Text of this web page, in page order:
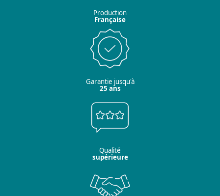
Production
Française
Garantie jusqu'à
25 ans
Qualité
supérieure